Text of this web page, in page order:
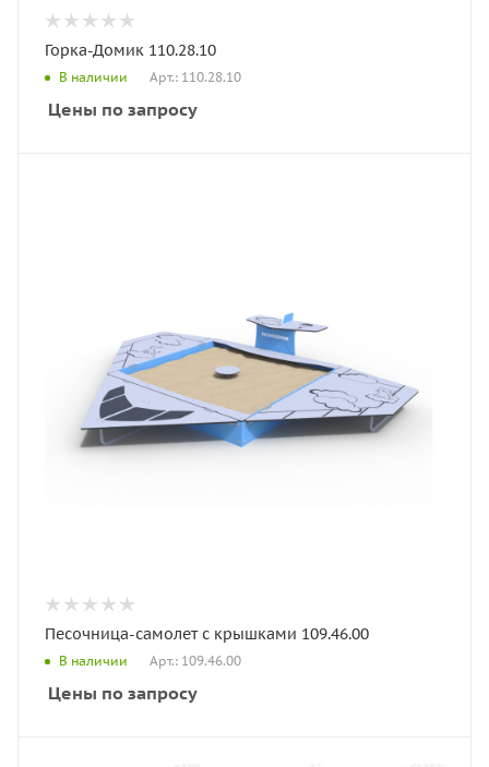
Горка-Домик 110.28.10
В наличии Арт.: 110.28.10
Цены по запросу
Песочница-самолет с крышками 109.46.00
В наличии Арт.: 109.46.00
Цены по запросу